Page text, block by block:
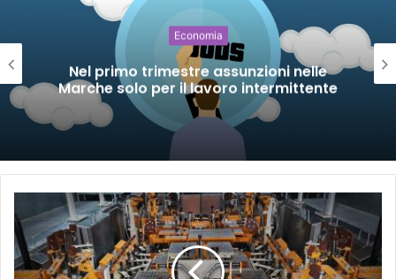
Economia
Nel primo trimestre assunzioni nelle
Marche solo per il lavoro intermittente